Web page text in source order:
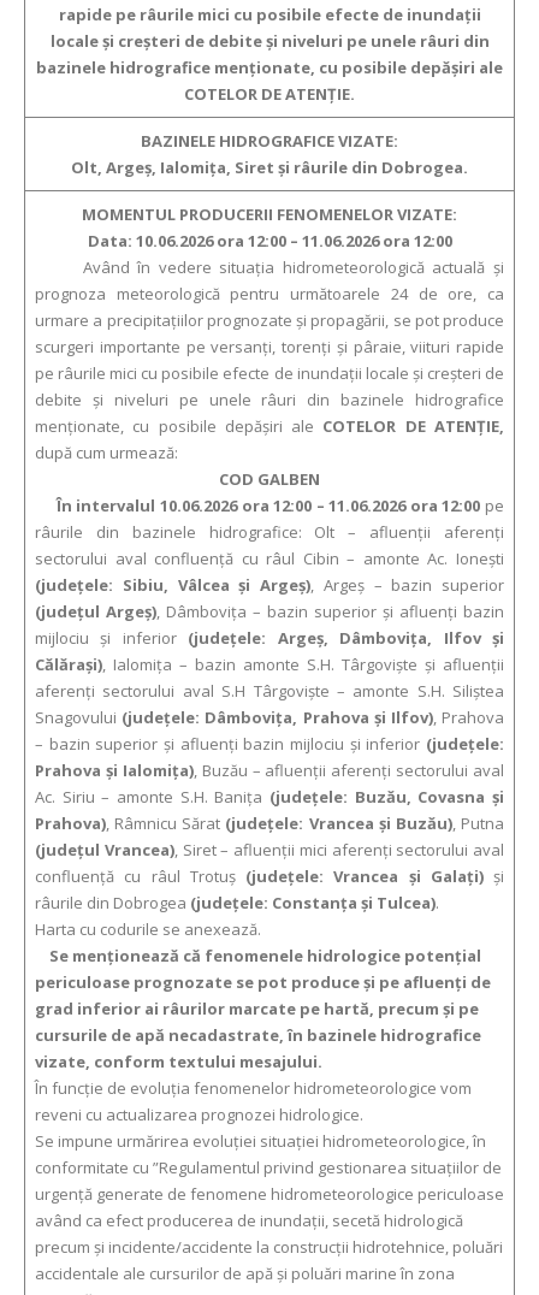
rapide pe râurile mici cu posibile efecte de inundații
locale și creșteri de debite și niveluri pe unele râuri din
bazinele hidrografice menționate, cu posibile depășiri ale
COTELOR DE ATENŢIE.
BAZINELE HIDROGRAFICE VIZATE:
Olt, Argeș, Ialomiţa, Siret şi râurile din Dobrogea.
MOMENTUL PRODUCERII FENOMENELOR VIZATE:
Data: 10.06.2026 ora 12:00 – 11.06.2026 ora 12:00
Având în vedere situația hidrometeorologică actuală și
prognoza meteorologică pentru următoarele 24 de ore, ca
urmare a precipitațiilor prognozate și propagării, se pot produce
scurgeri importante pe versanţi, torenţi şi pâraie, viituri rapide
pe râurile mici cu posibile efecte de inundaţii locale şi creşteri de
debite şi niveluri pe unele râuri din bazinele hidrografice
menţionate, cu posibile depăşiri ale COTELOR DE ATENŢIE,
după cum urmează:
COD GALBEN
În intervalul 10.06.2026 ora 12:00 – 11.06.2026 ora 12:00 pe
râurile din bazinele hidrografice: Olt – afluenţii aferenţi
sectorului aval confluenţă cu râul Cibin – amonte Ac. Ionești
(judeţele: Sibiu, Vâlcea și Argeș) , Argeș – bazin superior
(judeţul Argeș) , Dâmboviţa – bazin superior şi afluenţi bazin
mijlociu şi inferior (județele: Argeş, Dâmbovița, Ilfov şi
Călăraşi) , Ialomița – bazin amonte S.H. Târgoviște și afluenții
aferenți sectorului aval S.H Târgoviște – amonte S.H. Siliștea
Snagovului (județele: Dâmbovița, Prahova și Ilfov), Prahova
– bazin superior și afluenți bazin mijlociu și inferior (județele:
Prahova și Ialomița), Buzău – afluenții aferenți sectorului aval
Ac. Siriu – amonte S.H. Banița (județele: Buzău, Covasna și
Prahova) , Râmnicu Sărat (județele: Vrancea și Buzău), Putna
(judeţul Vrancea), Siret – afluenţii mici aferenţi sectorului aval
confluenţă cu râul Trotuş(judeţele: Vrancea şi Galaţi) şi
râurile din Dobrogea (judeţele: Constanţa şi Tulcea).
Harta cu codurile se anexează.
Se menționează că fenomenele hidrologice potențial
periculoase prognozate se pot produce și pe afluenți de
grad inferior ai râurilor marcate pe hartă, precum și pe
cursurile de apă necadastrate, în bazinele hidrografice
vizate, conform textului mesajului.
În funcție de evoluția fenomenelor hidrometeorologice vom
reveni cu actualizarea prognozei hidrologice.
Se impune urmărirea evoluției situației hidrometeorologice, în
conformitate cu ”Regulamentul privind gestionarea situațiilor de
urgență generate de fenomene hidrometeorologice periculoase
având ca efect producerea de inundații, secetă hidrologică
precum și incidente/accidente la construcții hidrotehnice, poluări
accidentale ale cursurilor de apă și poluări marine în zona